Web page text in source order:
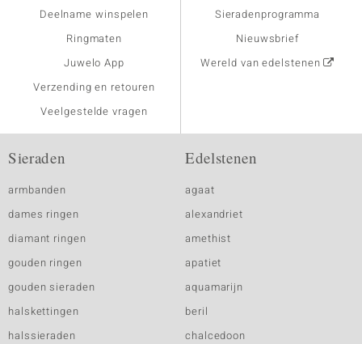
Deelname winspelen
Ringmaten
Juwelo App
Verzending en retouren
Veelgestelde vragen
Sieradenprogramma
Nieuwsbrief
Wereld van edelstenen
Sieraden
armbanden
dames ringen
diamant ringen
gouden ringen
gouden sieraden
halskettingen
halssieraden
Edelstenen
agaat
alexandriet
amethist
apatiet
aquamarijn
beril
chalcedoon